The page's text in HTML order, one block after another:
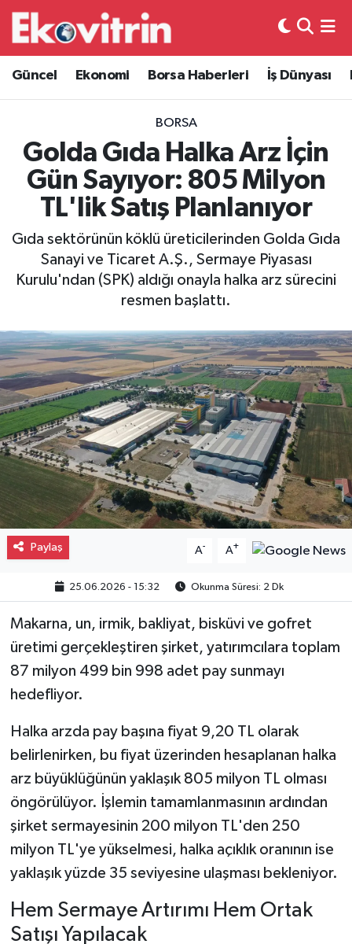
Güncel Ekonomi Borsa Haberleri İş Dünyası
BORSA
Golda Gıda Halka Arz İçin
Gün Sayıyor: 805 Milyon
TL'lik Satış Planlanıyor
Gıda sektörünün köklü üreticilerinden Golda Gıda
Sanayi ve Ticaret A.Ş., Sermaye Piyasası
Kurulu'ndan (SPK) aldığı onayla halka arz sürecini
resmen başlattı.
Paylaş A- A+
25.06.2026 - 15:32 Okunma Süresi: 2 Dk
Makarna, un, irmik, bakliyat, bisküvi ve gofret
üretimi gerçekleştiren şirket, yatırımcılara toplam
87 milyon 499 bin 998 adet pay sunmayı
hedefliyor.
Halka arzda pay başına fiyat 9,20 TL olarak
belirlenirken, bu fiyat üzerinden hesaplanan halka
arz büyüklüğünün yaklaşık 805 milyon TL olması
öngörülüyor. İşlemin tamamlanmasının ardından
şirket sermayesinin 200 milyon TL'den 250
milyon TL'ye yükselmesi, halka açıklık oranının ise
yaklaşık yüzde 35 seviyesine ulaşması bekleniyor.
Hem Sermaye Artırımı Hem Ortak
Satışı Yapılacak
Güncel
Ekonomi
Borsa Haberleri
İş Dünyası
Lojistik
Otovitrin
Magazin
Gayrimenkul
Spor
Eğitim
Hava Durumu
Trafik Durumu
Süper Lig Puan Durumu ve Fikstür
Tüm Manşetler
Son Dakika Haberleri
Haber Arşivi